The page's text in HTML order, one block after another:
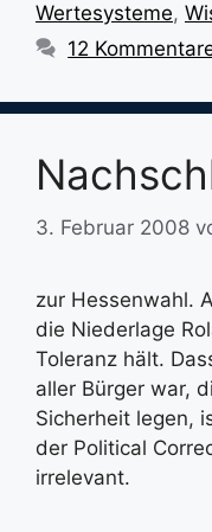
Wertesysteme,
12
3. Februar 2008
zur Hessenwahl.
die Niederlage
Toleranz hält.
aller Bürger war,
Sicherheit legen,
der Political
irrelevant.